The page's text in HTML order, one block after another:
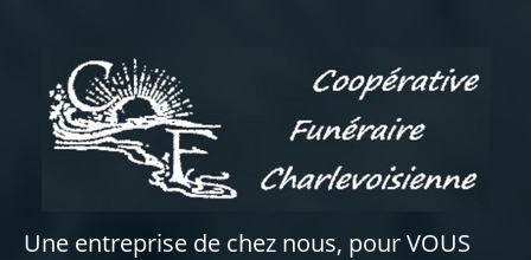
Une entreprise de chez nous, pour VOUS